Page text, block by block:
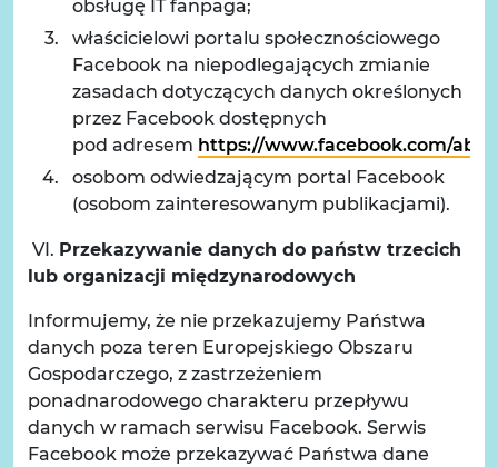
obsługę IT fanpaga;
właścicielowi portalu społecznościowego
Facebook na niepodlegających zmianie
zasadach dotyczących danych określonych
przez Facebook dostępnych
pod adresem https://www.facebook.com/
osobom odwiedzającym portal Facebook
(osobom zainteresowanym publikacjami).
VI. Przekazywanie danych do państw trzecich
lub organizacji międzynarodowych
Informujemy, że nie przekazujemy Państwa
danych poza teren Europejskiego Obszaru
Gospodarczego, z zastrzeżeniem
ponadnarodowego charakteru przepływu
danych w ramach serwisu Facebook. Serwis
Facebook może przekazywać Państwa dane